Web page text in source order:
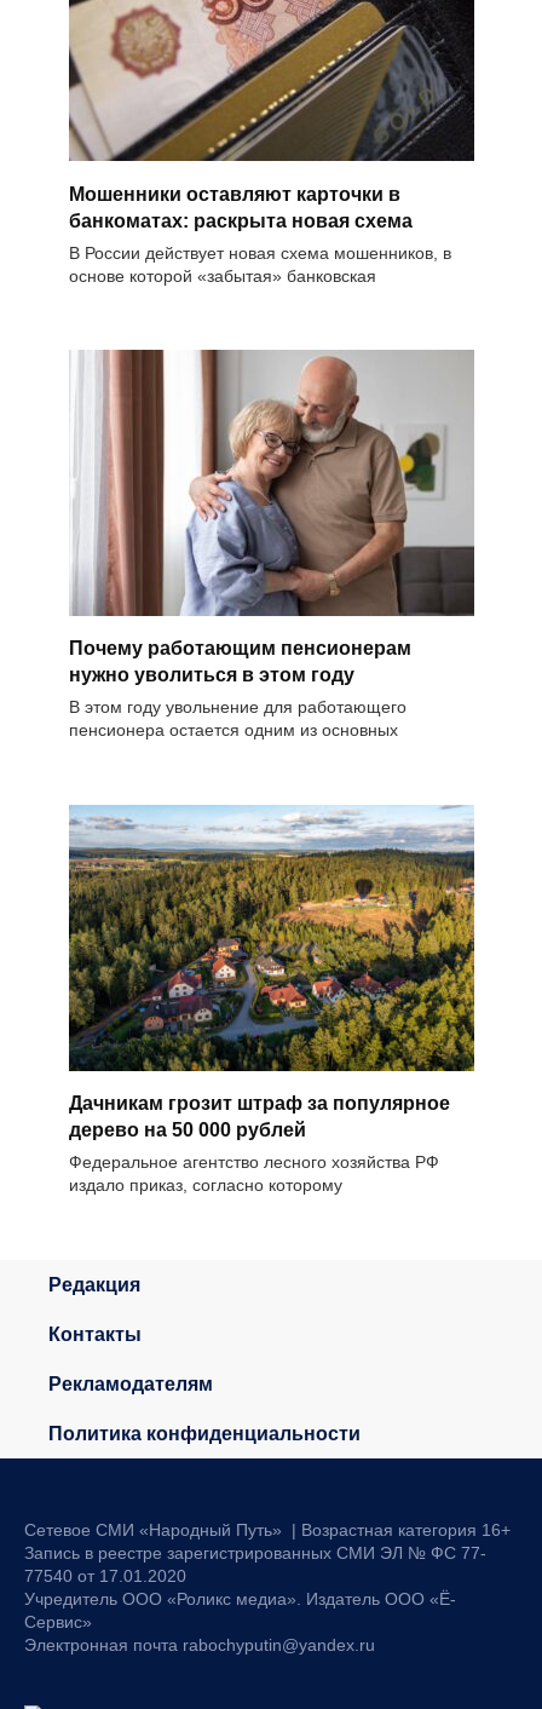
Мошенники оставляют карточки в
банкоматах: раскрыта новая схема
В России действует новая схема мошенников, в
основе которой «забытая» банковская
Почему работающим пенсионерам
нужно уволиться в этом году
В этом году увольнение для работающего
пенсионера остается одним из основных
Дачникам грозит штраф за популярное
дерево на 50 000 рублей
Федеральное агентство лесного хозяйства РФ
издало приказ, согласно которому
Редакция
Контакты
Рекламодателям
Политика конфиденциальности
Сетевое СМИ «Народный Путь» | Возрастная категория 16+
Запись в реестре зарегистрированных СМИ ЭЛ № ФС 77-
77540 от 17.01.2020
Учредитель ООО «Роликс медиа». Издатель ООО «Ё-
Сервис»
Электронная почта rabochyputin@yandex.ru